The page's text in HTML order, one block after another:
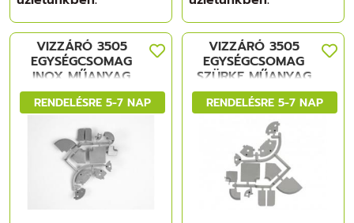
RENDELÉSRE 5-7 NAP
VIZZÁRÓ 3505
EGYSÉGCSOMAG
INOX MŰANYAG
RENDELÉSRE 5-7 NAP
VIZZÁRÓ 3505
EGYSÉGCSOMAG
SZÜRKE MŰANYAG